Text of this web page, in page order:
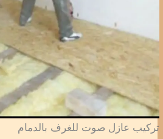
تركيب عازل صوت للغرف بالدمام